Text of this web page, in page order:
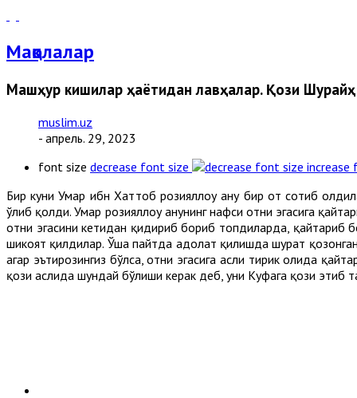
Мақолалар
Машҳур кишилар ҳаётидан лавҳалар. Қози Шурайҳ
muslim.uz
- апрель. 29, 2023
font size decrease font size
increase
Бир куни Умар ибн Хаттоб розияллоҳу анҳу бир от сотиб
ўлиб қолди. Умар розияллоҳу анҳунинг нафси отни эгасига
отни эгасини кетидан қидириб бориб топдиларда,
шикоят қилдилар. Ўша пайтда адолат қилишда шуҳрат
агар эътирозингиз бўлса, отни эгасига асли тирик ҳолида
қози аслида шундай бўлиши керак деб, уни Куфага қози этиб